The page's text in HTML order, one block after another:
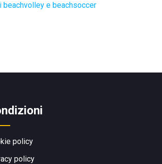
beachvolley e beachsoccer
policy
policy